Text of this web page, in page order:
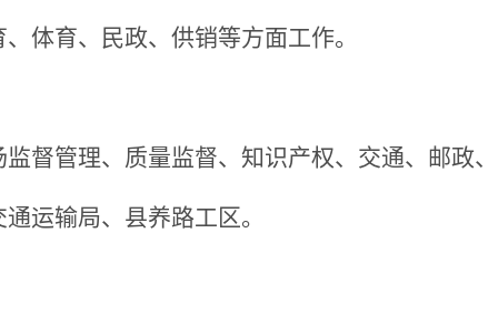
体育、民政、 供销等方面工作。
监督管理、质量监督、知识产权、交通、邮政
通运输局、县养路工区。